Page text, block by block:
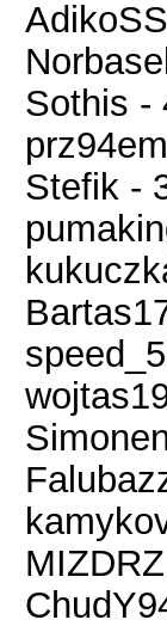
Sothis -
Stefik -